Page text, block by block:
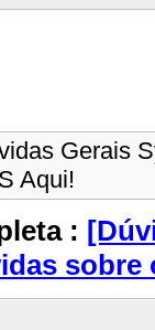
Gerais
Aqui!
:
sobre